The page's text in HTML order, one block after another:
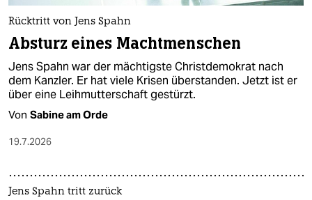
Rücktritt von Jens Spahn
Absturz eines Machtmenschen
Jens Spahn war der mächtigste Christdemokrat nach
dem Kanzler. Er hat viele Krisen überstanden. Jetzt ist er
über eine Leihmutterschaft gestürzt.
Von Sabine am Orde
19.7.2026
Jens Spahn tritt zurück